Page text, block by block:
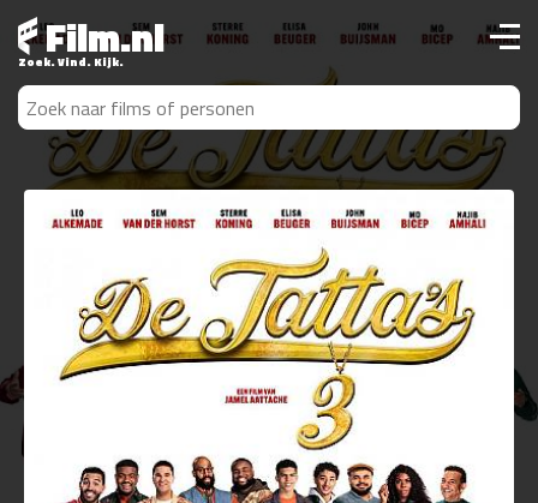
Film.nl
Zoek. Vind. Kijk.